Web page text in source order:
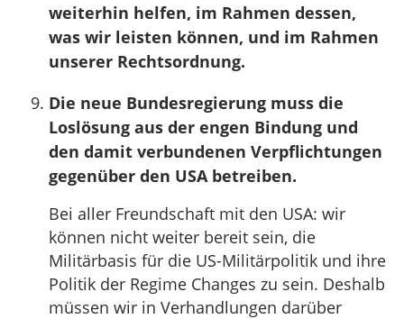
weiterhin helfen, im Rahmen dessen,
was wir leisten können, und im Rahmen
unserer Rechtsordnung.
Die neue Bundesregierung muss die
Loslösung aus der engen Bindung und
den damit verbundenen Verpflichtungen
gegenüber den USA betreiben.
Bei aller Freundschaft mit den USA: wir
können nicht weiter bereit sein, die
Militärbasis für die US-Militärpolitik und ihre
Politik der Regime Changes zu sein. Deshalb
müssen wir in Verhandlungen darüber